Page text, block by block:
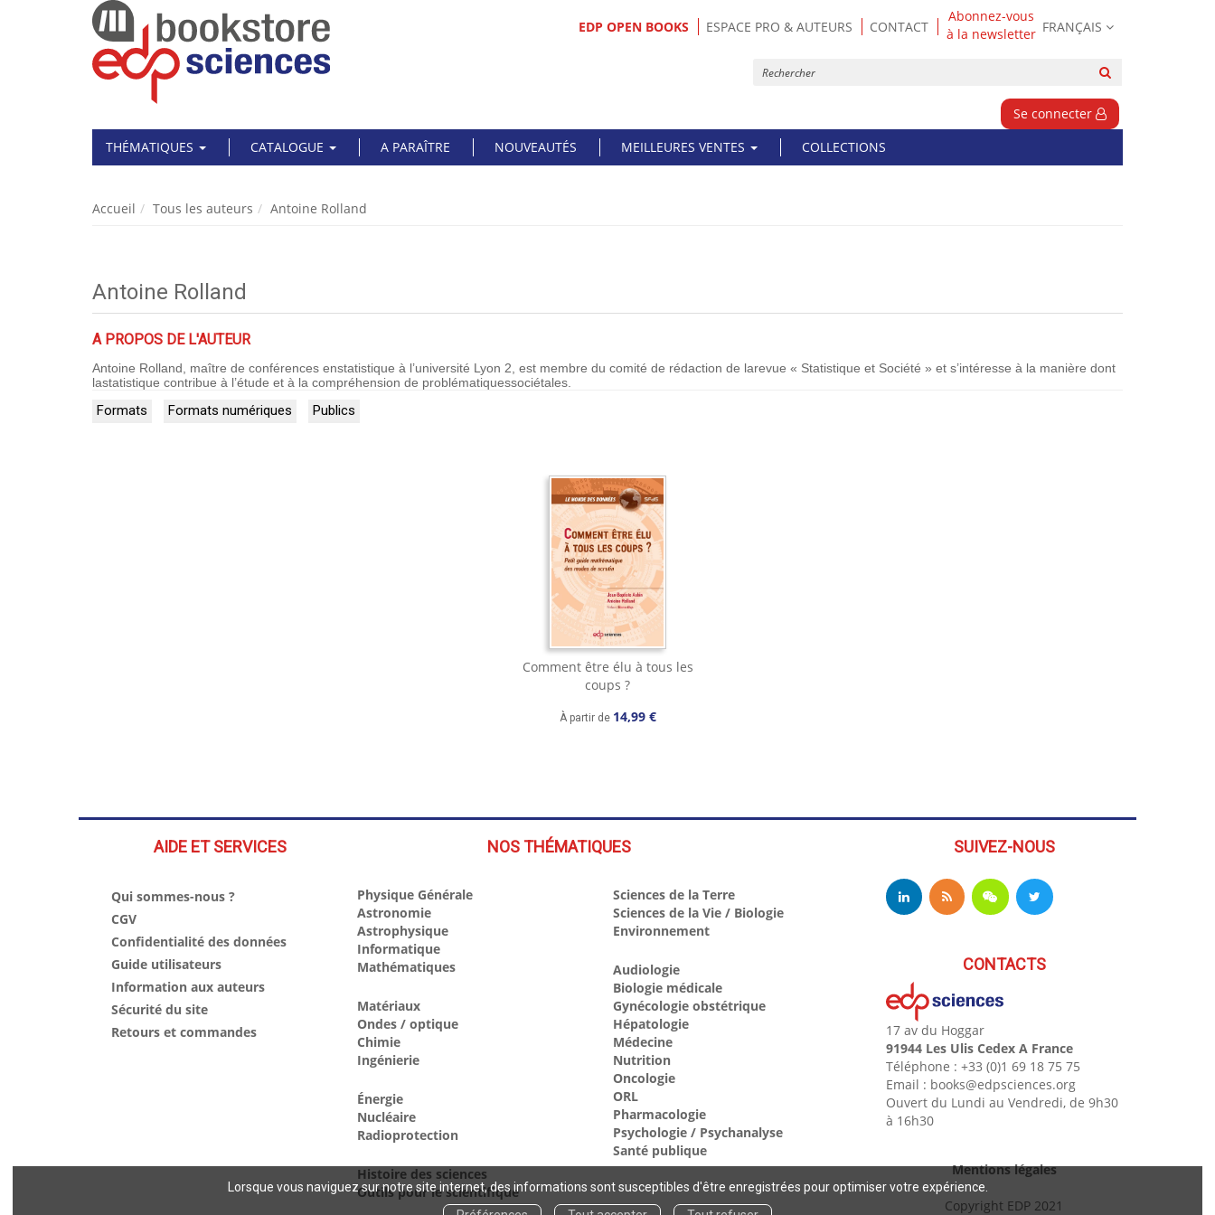
Lorsque vous naviguez sur notre site internet, des informations sont susceptibles d'être enregistrées pour optimiser votre expérience.
EDP OPEN BOOKS ESPACE PRO & AUTEURS CONTACT
Abonnez-vous
à la newsletter FRANÇAIS
Se connecter
THÉMATIQUES
CATALOGUE A PARAÎTRE NOUVEAUTÉS MEILLEURES VENTES COLLECTIONS
Accueil Tous les auteurs Antoine Rolland
Antoine Rolland
A PROPOS DE L'AUTEUR
Antoine Rolland, maître de conférences enstatistique à l’université Lyon 2, est membre du comité de rédaction de larevue « Statistique et Société » et s’intéresse à la manière dont
lastatistique contribue à l’étude et à la compréhension de problématiquessociétales.
Formats Formats numériques Publics
Comment être élu à tous les
coups ?
À partir de 14,99 €
AIDE ET SERVICES
Qui sommes-nous ?
CGV
Confidentialité des données
Guide utilisateurs
Information aux auteurs
Sécurité du site
Retours et commandes
NOS THÉMATIQUES
Physique Générale
Astronomie
Astrophysique
Informatique
Mathématiques
Matériaux
Ondes / optique
Chimie
Ingénierie
Énergie
Nucléaire
Radioprotection
Histoire des sciences
Outils pour le scientifique
Sciences de la Terre
Sciences de la Vie / Biologie
Environnement
Audiologie
Biologie médicale
Gynécologie obstétrique
Hépatologie
Médecine
Nutrition
Oncologie
ORL
Pharmacologie
Psychologie / Psychanalyse
Santé publique
SUIVEZ-NOUS
CONTACTS
17 av du Hoggar
91944 Les Ulis Cedex A France
Téléphone : +33 (0)1 69 18 75 75
Email : books@edpsciences.org
Ouvert du Lundi au Vendredi, de 9h30
à 16h30
Mentions légales
Copyright EDP 2021